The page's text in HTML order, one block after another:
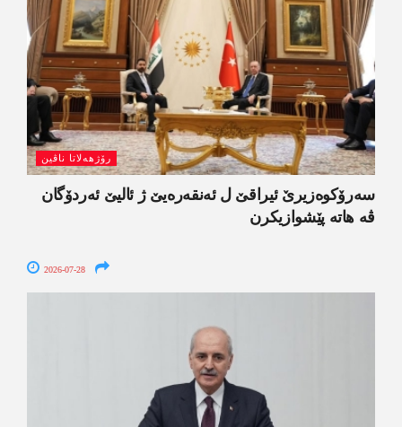
رۆژھەلاتا ناڤین
سەرۆکوەزیرێ ئیراقێ ل ئەنقەرەیێ ژ ئالیێ ئەردۆگان
ڤە ھاتە پێشوازیکرن
2026-07-28